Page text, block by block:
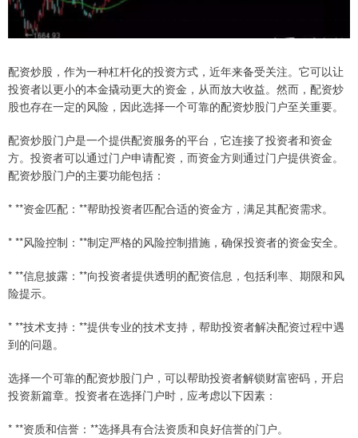
配资炒股，作为一种杠杆化的投资方式，近年来备受关注。它可以让
投资者以更小的本金撬动更大的资金，从而放大收益。然而，配资炒
股也存在一定的风险，因此选择一个可靠的配资炒股门户至关重要。
配资炒股门户是一个提供配资服务的平台，它连接了投资者和资金
方。投资者可以通过门户申请配资，而资金方则通过门户提供资金。
配资炒股门户的主要功能包括：
* **资金匹配：**帮助投资者匹配合适的资金方，满足其配资需求。
* **风险控制：**制定严格的风险控制措施，确保投资者的资金安全。
* **信息披露：**向投资者提供透明的配资信息，包括利率、期限和风
险提示。
* **技术支持：**提供专业的技术支持，帮助投资者解决配资过程中遇
到的问题。
选择一个可靠的配资炒股门户，可以帮助投资者解锁财富密码，开启
投资新篇章。投资者在选择门户时，应考虑以下因素：
* **资质和信誉：**选择具有合法资质和良好信誉的门户。